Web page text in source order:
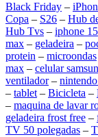
Black Friday –
Copa – S26 – Hub
Hub Tvs – iphone 15
max – geladeira –
protein – microondas
max – celular
ventilador–
– tablet – Bicicleta –
– maquina de lavar
geladeira frost free –
TV 50 polegadas –